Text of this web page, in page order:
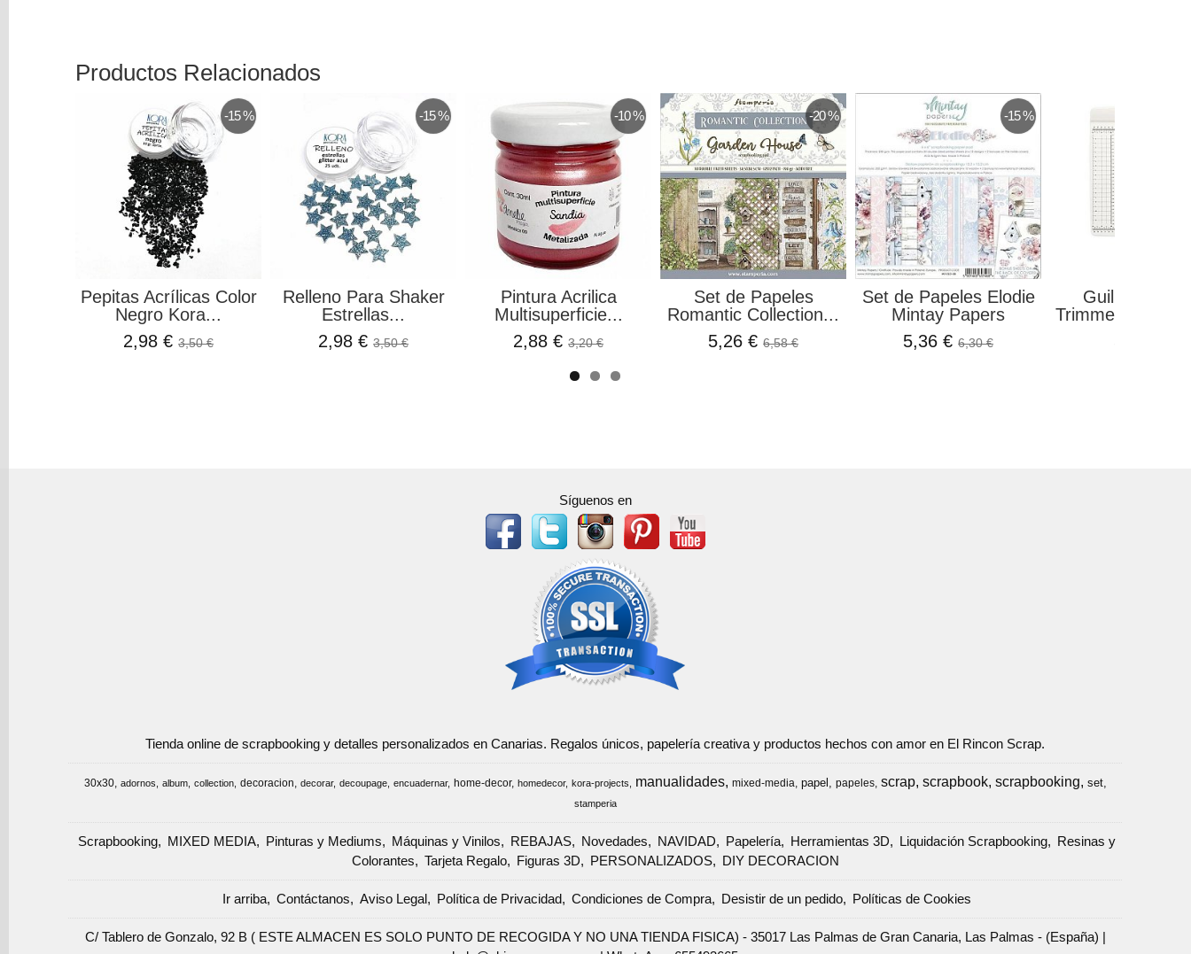
Productos Relacionados
-15 %
Pepitas Acrílicas Color
Negro Kora...
2,98 €3,50 €
-15 %
Relleno Para Shaker
Estrellas...
2,98 €3,50 €
-10 %
Pintura Acrilica
Multisuperficie...
2,88 €3,20 €
-20 %
Set de Papeles
Romantic Collection...
5,26 €6,58 €
-15 %
Set de Papeles Elodie
Mintay Papers
5,36 €6,30 €
Guillotina
Trimmer Alua
Síguenos en
Tienda online de scrapbooking y detalles personalizados en Canarias. Regalos únicos, papelería creativa y productos hechos con amor en El Rincon Scrap.
30x30 adornos album collection decoracion decorar decoupage encuadernar home-decor homedecor kora-projects manualidades mixed-media papel papeles scrap scrapbook scrapbooking set
stamperia
Scrapbooking MIXED MEDIA Pinturas y Mediums Máquinas y Vinilos REBAJAS Novedades NAVIDAD Papelería Herramientas 3D Liquidación Scrapbooking
Resinas y
Colorantes
Tarjeta Regalo Figuras 3D PERSONALIZADOS DIY DECORACION
Ir arriba Contáctanos Aviso Legal Política de Privacidad Condiciones de Compra Desistir de un pedido Políticas de Cookies
C/ Tablero de Gonzalo, 92 B ( ESTE ALMACEN ES SOLO PUNTO DE RECOGIDA Y NO UNA TIENDA FISICA) - 35017 Las Palmas de Gran Canaria, Las Palmas - (España) |